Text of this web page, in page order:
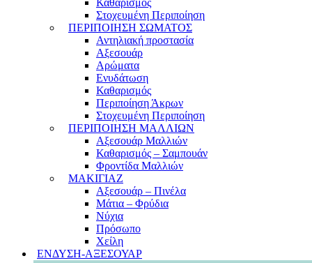
Καθαρισμός
Στοχευμένη Περιποίηση
ΠΕΡΙΠΟΙΗΣΗ ΣΩΜΑΤΟΣ
Αντηλιακή προστασία
Αξεσουάρ
Αρώματα
Ενυδάτωση
Καθαρισμός
Περιποίηση Άκρων
Στοχευμένη Περιποίηση
ΠΕΡΙΠΟΙΗΣΗ ΜΑΛΛΙΩΝ
Αξεσουάρ Μαλλιών
Καθαρισμός – Σαμπουάν
Φροντίδα Μαλλιών
ΜΑΚΙΓΙΑΖ
Αξεσουάρ – Πινέλα
Μάτια – Φρύδια
Νύχια
Πρόσωπο
Χείλη
ΕΝΔΥΣΗ-ΑΞΕΣΟΥΑΡ